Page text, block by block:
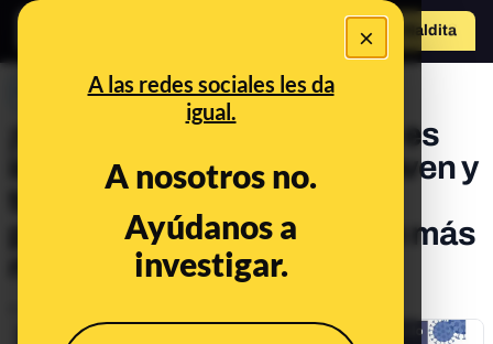
×
A las redes sociales les da
igual.
A nosotros no.
Ayúdanos a
investigar.
Hazte Maldito
PREBUNKING
¡Quédate en casa! Por qué es
importante aunque seas joven y
tu riesgo sea menor: para
proteger a la población con más